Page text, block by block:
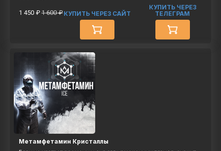
1 450 ₽ 1 600 ₽ КУПИТЬ ЧЕРЕЗ САЙТ
КУПИТЬ ЧЕРЕЗ
ТЕЛЕГРАМ
Метамфетамин Кристаллы